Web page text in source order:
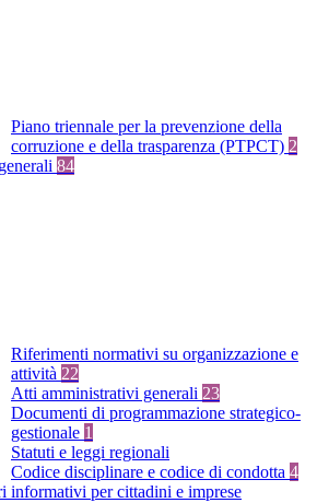
Piano triennale per la prevenzione della
corruzione e della trasparenza (PTPCT) 2
84
Riferimenti normativi su organizzazione e
attività 22
Atti amministrativi generali 23
Documenti di programmazione strategico-
gestionale 1
Statuti e leggi regionali
Codice disciplinare e codice di condotta 4
informativi per cittadini e imprese